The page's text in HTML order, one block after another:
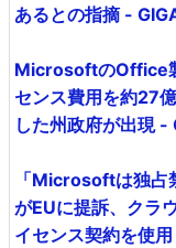
あるとの指摘 -
MicrosoftのOffice
センス費用を約27
した州政府が出現 -
「Microsoftは独占
がEUに提訴、クラ
イセンス契約を使